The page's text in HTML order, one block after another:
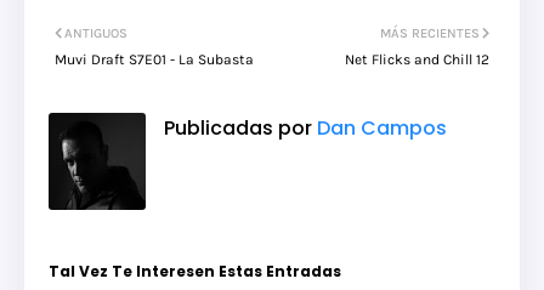
MÁS RECIENTES
Net Flicks and Chill 12
ANTIGUOS
Muvi Draft S7E01 - La Subasta
Publicadas por Dan Campos
Tal Vez Te Interesen Estas Entradas